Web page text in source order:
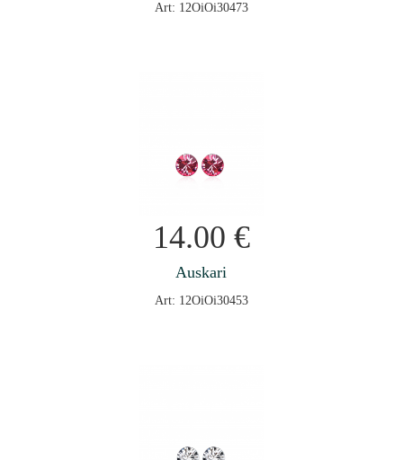
Art: 12OiOi30473
14.00 €
Auskari
Art: 12OiOi30453